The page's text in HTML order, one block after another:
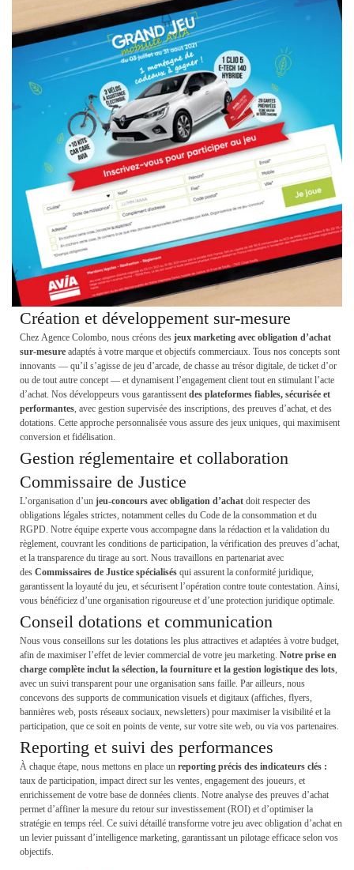
Création et développement sur-mesure
Chez Agence Colombo, nous créons des jeux marketing avec obligation d’achat
sur-mesure adaptés à votre marque et objectifs commerciaux. Tous nos concepts sont
innovants — qu’il s’agisse de jeu d’arcade, de chasse au trésor digitale, de ticket d’or
ou de tout autre concept — et dynamisent l’engagement client tout en stimulant l’acte
d’achat. Nos développeurs vous garantissent des plateformes fiables, sécurisée et
performantes, avec gestion supervisée des inscriptions, des preuves d’achat, et des
dotations. Cette approche personnalisée vous assure des jeux uniques, qui maximisent
conversion et fidélisation.
Gestion réglementaire et collaboration
Commissaire de Justice
L’organisation d’un jeu-concours avec obligation d’achat doit respecter des
obligations légales strictes, notamment celles du Code de la consommation et du
RGPD. Notre équipe experte vous accompagne dans la rédaction et la validation du
règlement, couvrant les conditions de participation, la vérification des preuves d’achat,
et la transparence du tirage au sort. Nous travaillons en partenariat avec
des Commissaires de Justice spécialisés qui assurent la conformité juridique,
garantissent la loyauté du jeu, et sécurisent l’opération contre toute contestation. Ainsi,
vous bénéficiez d’une organisation rigoureuse et d’une protection juridique optimale.
Conseil dotations et communication
Nous vous conseillons sur les dotations les plus attractives et adaptées à votre budget,
afin de maximiser l’effet de levier commercial de votre jeu marketing. Notre prise en
charge complète inclut la sélection, la fourniture et la gestion logistique des lots,
avec un suivi transparent pour une organisation sans faille. Par ailleurs, nous
concevons des supports de communication visuels et digitaux (affiches, flyers,
bannières web, posts réseaux sociaux, newsletters) pour maximiser la visibilité et la
participation, que ce soit en points de vente, sur votre site web, ou via vos partenaires.
Reporting et suivi des performances
À chaque étape, nous mettons en place un reporting précis des indicateurs clés :
taux de participation, impact direct sur les ventes, engagement des joueurs, et
enrichissement de votre base de données clients. Notre analyse des preuves d’achat
permet d’affiner la mesure du retour sur investissement (ROI) et d’optimiser la
stratégie en temps réel. Ce suivi détaillé transforme votre jeu avec obligation d’achat en
un levier puissant d’intelligence marketing, garantissant un pilotage efficace selon vos
objectifs.